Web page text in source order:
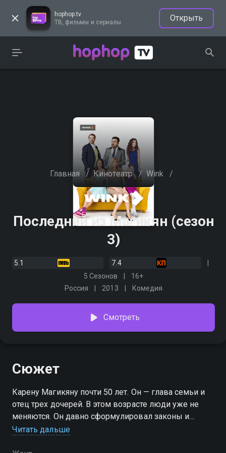
hophop.tv
ТВ, фильмы и сериалы
Открыть
Главная / Кинотеатр / Wink /
Последний из Магикян (сезон
3)
5.1
7.4
5 Сезонов
16+
Россия
2013 Комедия
Смотреть
Сюжет
Карену Магикяну почти 50 лет. Он — глава семьи и
отец трех дочерей. В этом возрасте люди уже не
меняются. Он давно сформулировал законы и
правила, по которым живет, и нарушать ничего не
Читать дальше